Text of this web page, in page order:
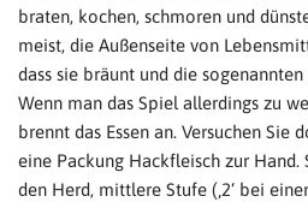
braten, kochen, schmoren und
meist, die Außenseite von
dass sie bräunt und die
Wenn man das Spiel allerdings zu
brennt das Essen an. Versuchen Sie
eine Packung Hackfleisch zur Hand.
den Herd, mittlere Stufe (‚2‘ bei